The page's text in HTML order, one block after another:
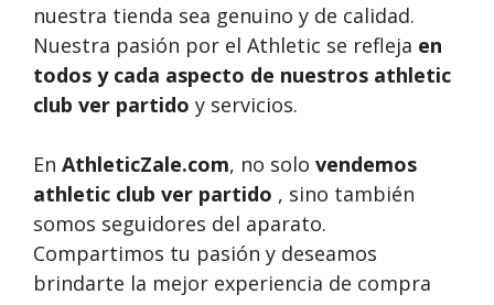
nuestra tienda sea genuino y de calidad.
Nuestra pasión por el Athletic se refleja en
todos y cada aspecto de nuestros athletic
club ver partido y servicios.
En AthleticZale.com, no solo vendemos
athletic club ver partido , sino también
somos seguidores del aparato.
Compartimos tu pasión y deseamos
brindarte la mejor experiencia de compra